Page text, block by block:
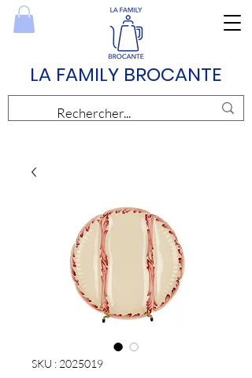
LA FAMILY BROCANTE
SKU : 2025019